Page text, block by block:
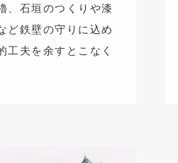
、石垣のつくりや漆
ど鉄壁の守りに込め
工夫を余すとこなく